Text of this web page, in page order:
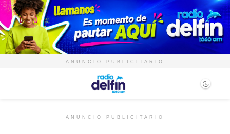
ANUNCIO PUBLICITARIO
ANUNCIO PUBLICITARIO